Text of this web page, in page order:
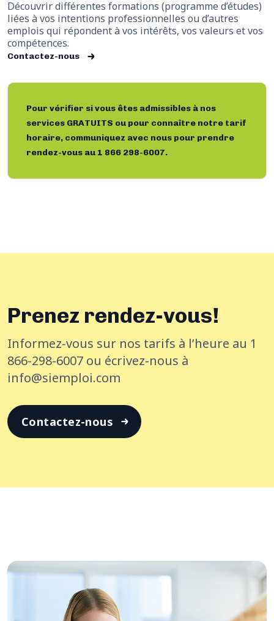
Découvrir différentes formations (programme d’études)
liées à vos intentions professionnelles ou d’autres
emplois qui répondent à vos intérêts, vos valeurs et vos
compétences.
Contactez-nous
Pour vérifier si vous êtes admissibles à nos
services GRATUITS ou pour connaître notre tarif
horaire, communiquez avec nous pour prendre
rendez-vous au 1 866 298-6007.
Prenez rendez-vous!
Informez-vous sur nos tarifs à l’heure au 1
866-298-6007 ou écrivez-nous à
info@siemploi.com
Contactez-nous